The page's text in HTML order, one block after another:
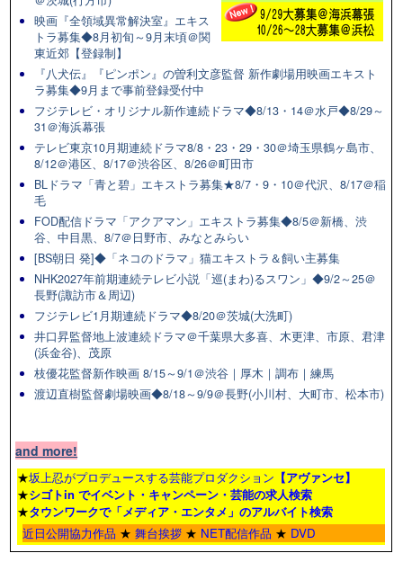
映画『全領域異常解決室』エキス
トラ募集◆8月初旬～9月末頃＠関
東近郊【登録制】
『八犬伝』『ピンポン』の曽利文彦監督 新作劇場用映画エキスト
ラ募集◆9月まで事前登録受付中
フジテレビ・オリジナル新作連続ドラマ◆8/13・14＠水戸◆8/29～
31＠海浜幕張
テレビ東京10月期連続ドラマ8/8・23・29・30＠埼玉県鶴ヶ島市、
8/12＠港区、8/17＠渋谷区、8/26＠町田市
BLドラマ「青と碧」エキストラ募集★8/7・9・10＠代沢、8/17＠稲
毛
FOD配信ドラマ「アクアマン」エキストラ募集◆8/5＠新橋、渋
谷、中目黒、8/7＠日野市、みなとみらい
[BS朝日 発]◆「ネコのドラマ」猫エキストラ＆飼い主募集
NHK2027年前期連続テレビ小説「巡(まわ)るスワン」◆9/2～25＠
長野(諏訪市＆周辺)
フジテレビ1月期連続ドラマ◆8/20＠茨城(大洗町)
井口昇監督地上波連続ドラマ＠千葉県大多喜、木更津、市原、君津
(浜金谷)、茂原
枝優花監督新作映画 8/15～9/1＠渋谷｜厚木｜調布｜練馬
渡辺直樹監督劇場映画◆8/18～9/9＠長野(小川村、大町市、松本市)
and more!
★坂上忍がプロデュースする芸能プロダクション 【アヴァンセ】
★シゴトin でイベント・キャンペーン・芸能の求人検索
★タウンワークで「メディア・エンタメ」のアルバイト検索
近日公開協力作品 ★舞台挨拶 ★ NET配信作品 ★ DVD